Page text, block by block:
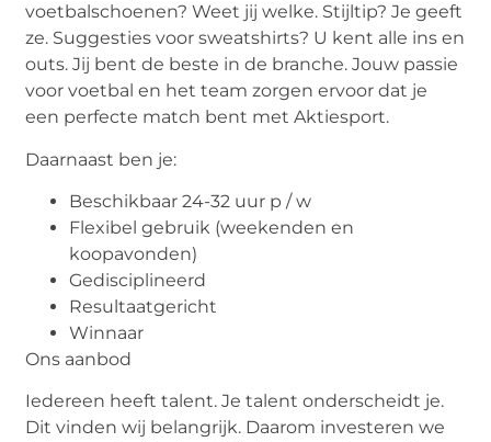
voetbalschoenen? Weet jij welke. Stijltip? Je geeft
ze. Suggesties voor sweatshirts? U kent alle ins en
outs. Jij bent de beste in de branche. Jouw passie
voor voetbal en het team zorgen ervoor dat je
een perfecte match bent met Aktiesport.
Daarnaast ben je:
Beschikbaar 24-32 uur p / w
Flexibel gebruik (weekenden en
koopavonden)
Gedisciplineerd
Resultaatgericht
Winnaar
Ons aanbod
Iedereen heeft talent. Je talent onderscheidt je.
Dit vinden wij belangrijk. Daarom investeren we